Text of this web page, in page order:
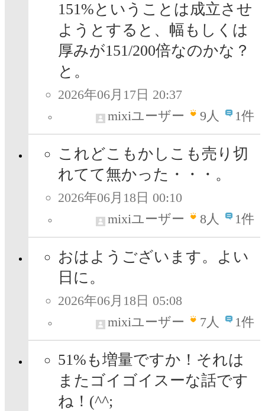
151%ということは成立させ
ようとすると、幅もしくは
厚みが151/200倍なのかな？
と。
2026年06月17日 20:37
mixiユーザー
9人 1件
これどこもかしこも売り切
れてて無かった・・・。
2026年06月18日 00:10
mixiユーザー
8人 1件
おはようございます。よい
日に。
2026年06月18日 05:08
mixiユーザー
7人 1件
51%も増量ですか！それは
またゴイゴイスーな話です
ね！(^^;